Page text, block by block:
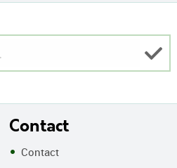
Contact
Contact